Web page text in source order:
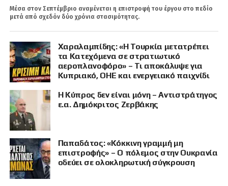
Μέσα στον Σεπτέμβριο αναμένεται η επιστροφή του έργου στο πεδίο
μετά από σχεδόν δύο χρόνια στασιμότητας.
Χαραλαμπίδης: «Η Τουρκία μετατρέπει
τα Κατεχόμενα σε στρατιωτικό
αεροπλανοφόρο» – Τι αποκάλυψε για
Κυπριακό, ΟΗΕ και ενεργειακό παιχνίδι
Η Κύπρος δεν είναι μόνη – Αντιστράτηγος
ε.α. Δημόκριτος Ζερβάκης
Παπαδάτος: «Κόκκινη γραμμή μη
επιστροφής» – Ο πόλεμος στην Ουκρανία
οδεύει σε ολοκληρωτική σύγκρουση